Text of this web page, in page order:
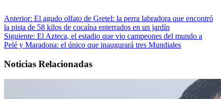
Anterior: El agudo olfato de Gretel: la perra labradora que encontró
la pista de 58 kilos de cocaína enterrados en un jardín
Siguiente: El Azteca, el estadio que vio campeones del mundo a
Pelé y Maradona: el único que inaugurará tres Mundiales
Noticias Relacionadas